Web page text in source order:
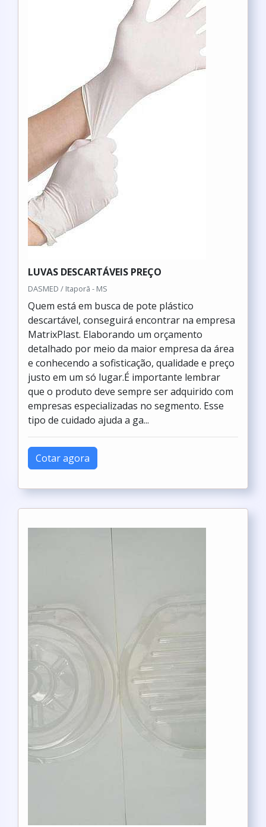
LUVAS DESCARTÁVEIS PREÇO
DASMED / Itaporã - MS
Quem está em busca de pote plástico
descartável, conseguirá encontrar na empresa
MatrixPlast. Elaborando um orçamento
detalhado por meio da maior empresa da área
e conhecendo a sofisticação, qualidade e preço
justo em um só lugar.É importante lembrar
que o produto deve sempre ser adquirido com
empresas especializadas no segmento. Esse
tipo de cuidado ajuda a ga...
Cotar agora